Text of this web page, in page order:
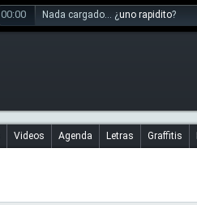
00:00 Nada cargado... ¿uno rapidito?
Videos Agenda Letras Graffitis